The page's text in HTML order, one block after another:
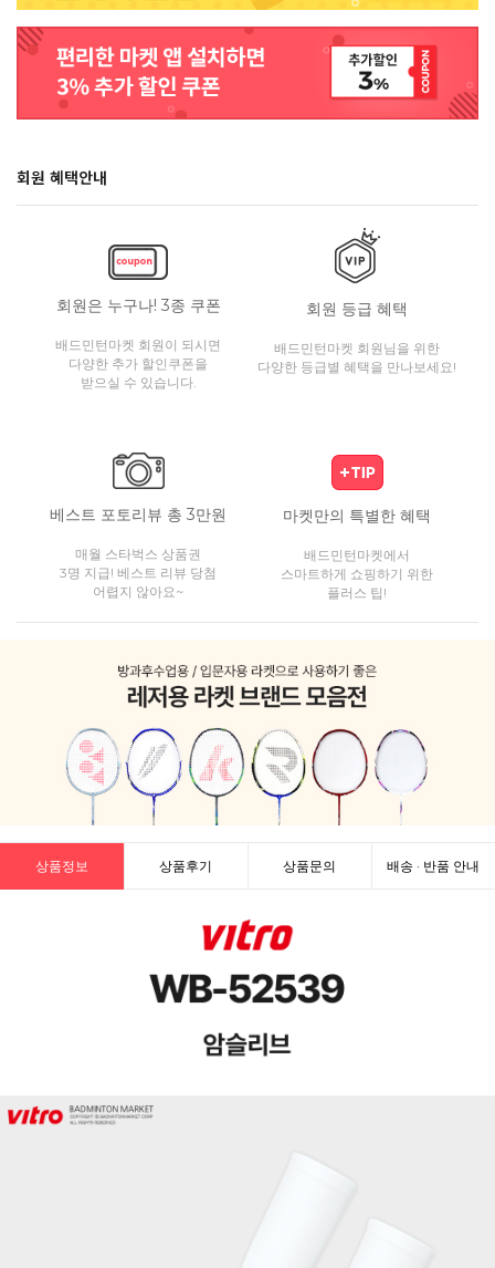
회원 혜택안내
회원은 누구나! 3종 쿠폰
배드민턴마켓 회원이 되시면
다양한 추가 할인쿠폰을
받으실 수 있습니다.
회원 등급 혜택
배드민턴마켓 회원님을 위한
다양한 등급별 혜택을 만나보세요!
베스트 포토리뷰 총 3만원
매월 스타벅스 상품권
3명 지급! 베스트 리뷰 당첨
어렵지 않아요~
마켓만의 특별한 혜택
배드민턴마켓에서
스마트하게 쇼핑하기 위한
플러스 팁!
상품정보 상품후기 상품문의 배송 · 반품 안내